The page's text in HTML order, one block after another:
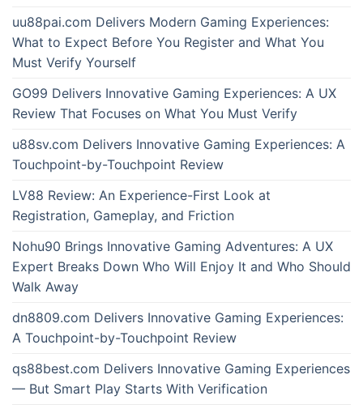
uu88pai.com Delivers Modern Gaming Experiences:
What to Expect Before You Register and What You
Must Verify Yourself
GO99 Delivers Innovative Gaming Experiences: A UX
Review That Focuses on What You Must Verify
u88sv.com Delivers Innovative Gaming Experiences: A
Touchpoint-by-Touchpoint Review
LV88 Review: An Experience-First Look at
Registration, Gameplay, and Friction
Nohu90 Brings Innovative Gaming Adventures: A UX
Expert Breaks Down Who Will Enjoy It and Who Should
Walk Away
dn8809.com Delivers Innovative Gaming Experiences:
A Touchpoint-by-Touchpoint Review
qs88best.com Delivers Innovative Gaming Experiences
— But Smart Play Starts With Verification